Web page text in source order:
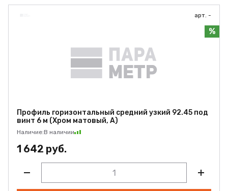
арт. -
%
Профиль горизонтальный средний узкий 92.45 под
винт 6 м (Хром матовый, А)
Наличие:В наличии
1 642 руб.